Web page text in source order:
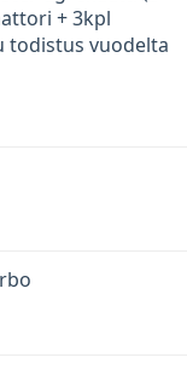
+ 3kpl
todistus vuodelta